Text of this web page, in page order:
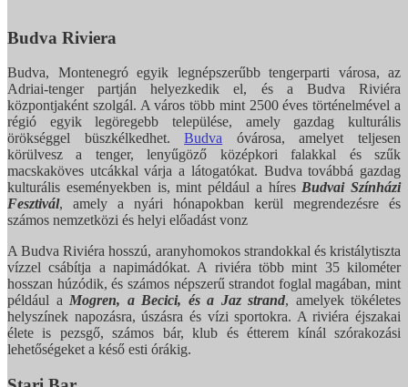
Budva Riviera
Budva, Montenegró egyik legnépszerűbb tengerparti városa, az
Adriai-tenger partján helyezkedik el, és a Budva Riviéra
központjaként szolgál. A város több mint 2500 éves történelmével a
régió egyik legöregebb települése, amely gazdag kulturális
örökséggel büszkélkedhet.Budva óvárosa, amelyet teljesen
körülvesz a tenger, lenyűgöző középkori falakkal és szűk
macskaköves utcákkal várja a látogatókat. Budva továbbá gazdag
kulturális eseményekben is, mint például a híresBudvai Színházi
Fesztivál, amely a nyári hónapokban kerül megrendezésre és
számos nemzetközi és helyi előadást vonz
A Budva Riviéra hosszú, aranyhomokos strandokkal és kristálytiszta
vízzel csábítja a napimádókat. A riviéra több mint 35 kilométer
hosszan húzódik, és számos népszerű strandot foglal magában, mint
például a Mogren, a Becici, és a Jaz strand, amelyek tökéletes
helyszínek napozásra, úszásra és vízi sportokra. A riviéra éjszakai
élete is pezsgő, számos bár, klub és étterem kínál szórakozási
lehetőségeket a késő esti órákig.